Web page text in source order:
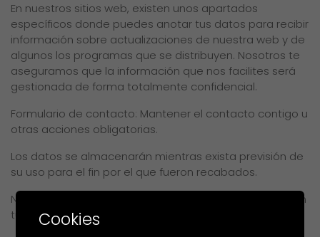
En nuestros sitios web, existen unos apartados
específicos donde puedes anotar tus datos para recibir
información sobre actualizaciones de nuestra web y de
algunos los programas que se distribuyen. Nosotros te
aseguramos que la información que nos facilites será
gestionada de forma totalmente confidencial.
Formulario de contacto: Mantener el contacto contigo u
otras acciones obligatorias.
Los datos se almacenarán mientras exista previsión de
su uso para el fin por el que fueron recabados.
No se realizan tomas de decisiones automatizadas con
tus datos.Cookies